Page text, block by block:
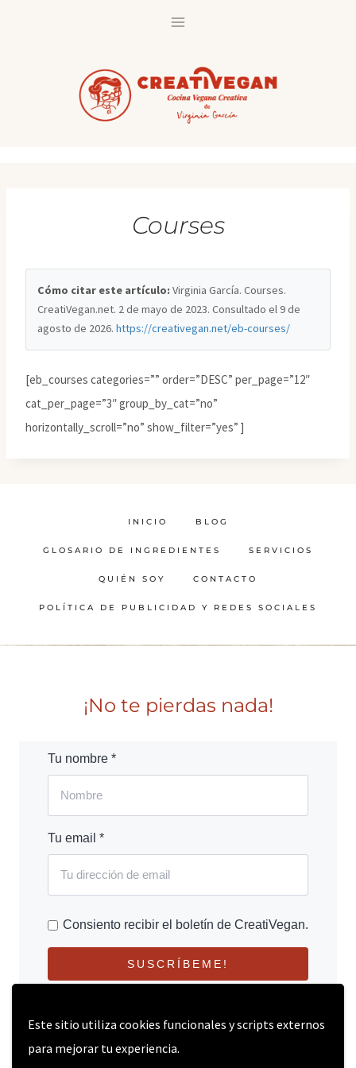
Este sitio utiliza cookies funcionales y scripts externos
para mejorar tu experiencia.
Courses
Cómo citar este artículo: Virginia García. Courses.
CreatiVegan.net. 2 de mayo de 2023. Consultado el9 de
agosto de 2026.https://creativegan.net/eb-courses/
[eb_courses categories=”” order=”DESC” per_page=”12″
cat_per_page=”3″ group_by_cat=”no”
horizontally_scroll=”no” show_filter=”yes” ]
INICIO BLOG
GLOSARIO DE INGREDIENTES SERVICIOS
QUIÉN SOY CONTACTO
POLÍTICA DE PUBLICIDAD Y REDES SOCIALES
¡No te pierdas nada!
Tu nombre *
Tu email *
Consiento recibir el boletín de CreatiVegan.
SUSCRÍBEME!